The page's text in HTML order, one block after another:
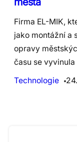
Firma EL-MIK,
jako montážní a
opravy
času se
Technologie